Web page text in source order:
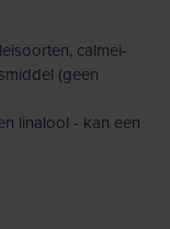
calmei-
(geen
linalool - kan een